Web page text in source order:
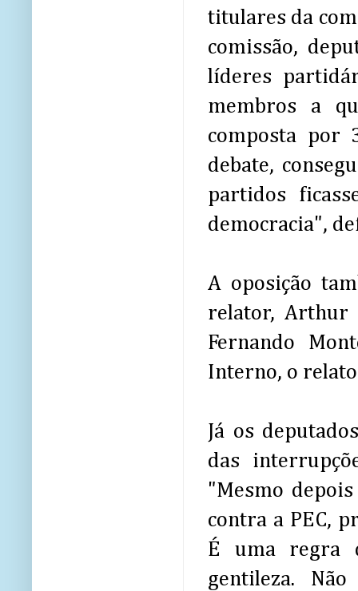
titulares da
comissão,
líderes
membros a
composta por
debate,
partidos
democracia",
A oposição
relator, Arthur
Fernando
Interno, o
Já os
das
"Mesmo
contra a PEC,
É uma regra
gentileza.